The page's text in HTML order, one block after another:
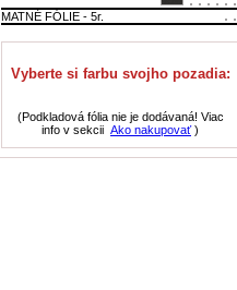
MATNÉ FÓLIE - 5r.
Vyberte si farbu svojho pozadia:
(Podkladová fólia nie je dodávaná! Viac
info v sekcii Ako nakupovať )